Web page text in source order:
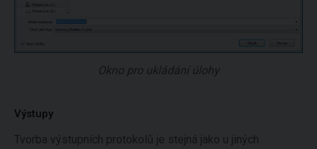
Okno pro ukládání úlohy
Výstupy
Tvorba výstupních protokolů je stejná jako u jiných